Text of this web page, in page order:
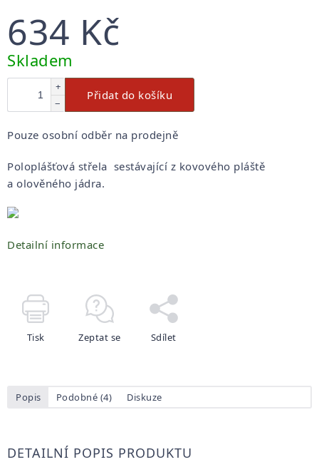
634 Kč
Měrná
Skladem
+
−
Přidat do košíku
Pouze osobní odběr na prodejně
Poloplášťová střela sestávající z kovového pláště
a olověného jádra.
Detailní informace
Tisk Zeptat se Sdílet
Popis Podobné (4) Diskuze
DETAILNÍ POPIS PRODUKTU